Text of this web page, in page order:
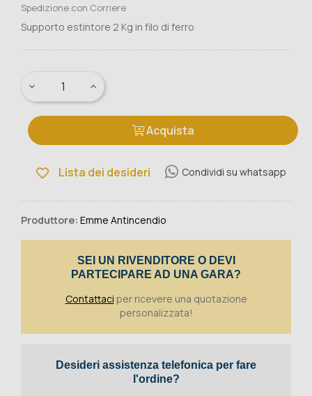
Spedizione con Corriere
Supporto estintore 2 Kg in filo di ferro
Acquista
Lista dei desideri Condividi su whatsapp
Produttore: Emme Antincendio
SEI UN RIVENDITORE O DEVI
PARTECIPARE AD UNA GARA?
Contattaci per ricevere una quotazione
personalizzata!
Desideri assistenza telefonica per fare
l'ordine?